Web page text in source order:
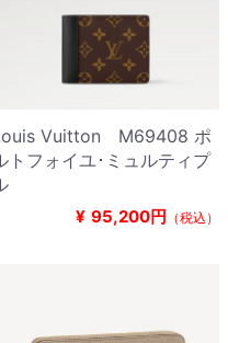
Vuitton M69408 ポ
トフォイユ･ミュルティプ
¥ 95,200円 （税込）